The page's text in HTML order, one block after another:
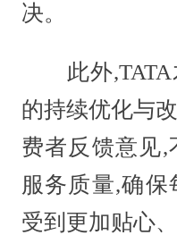
决。
此外,TATA
的持续优化与
费者反馈意见,
服务质量,确
受到更加贴心